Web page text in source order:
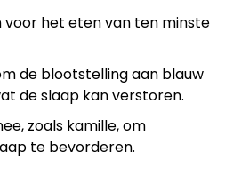
voor het eten van ten minste
de blootstelling aan blauw
de slaap kan verstoren.
zoals kamille, om
te bevorderen.